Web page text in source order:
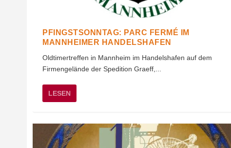
PFINGSTSONNTAG: PARC FERMÉ IM
MANNHEIMER HANDELSHAFEN
Oldtimertreffen in Mannheim im Handelshafen auf dem
Firmengelände der Spedition Graeff,...
LESEN